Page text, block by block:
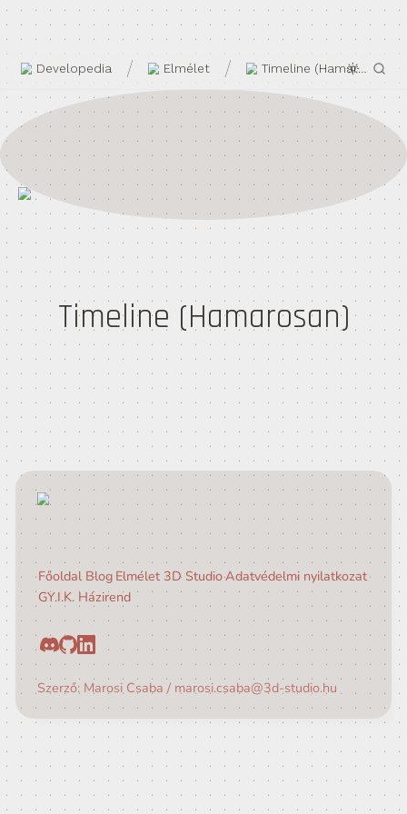
Developedia / Elmélet /
Timeline
Főoldal Blog Elmélet 3D Studio Adatvédelmi
GY.I.K.
Házirend
Szerző: Marosi Csaba / marosi.csaba@3d-studio.hu